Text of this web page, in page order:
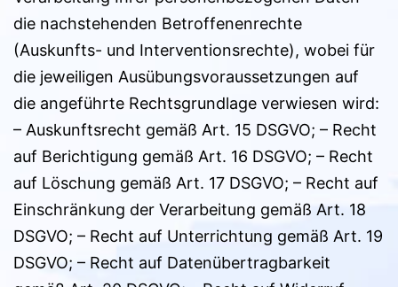
die nachstehenden Betroffenenrechte
(Auskunfts- und Interventionsrechte), wobei für
die jeweiligen Ausübungsvoraussetzungen auf
die angeführte Rechtsgrundlage verwiesen wird:
– Auskunftsrecht gemäß Art. 15 DSGVO; – Recht
auf Berichtigung gemäß Art. 16 DSGVO; – Recht
auf Löschung gemäß Art. 17 DSGVO; – Recht auf
Einschränkung der Verarbeitung gemäß Art. 18
DSGVO; – Recht auf Unterrichtung gemäß Art. 19
DSGVO; – Recht auf Datenübertragbarkeit